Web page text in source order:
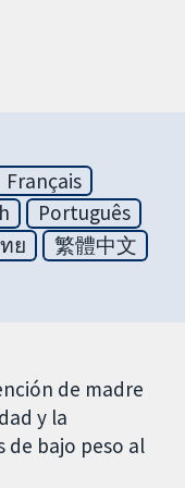
Français
Português
ย
繁體中文
de madre
y la
de bajo peso al